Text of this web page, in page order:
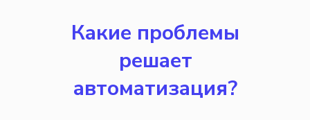
Какие проблемы
решает
автоматизация?